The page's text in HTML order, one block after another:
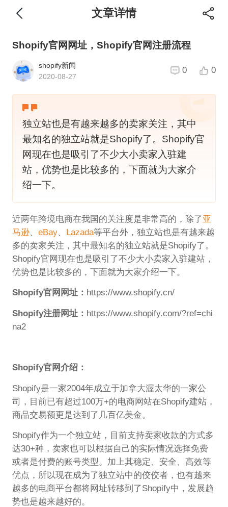
文章详情
Shopify官网网址，Shopify官网注册流程
shopify新闻
2020-08-27
0 0
独立站也是有越来越多的卖家关注，其中
最知名的独立站就是Shopify了。Shopify官
网现在也是吸引了不少大小卖家入驻建
站，优势也是比较多的，下面就为大家介
绍一下。
近两年跨境电商在我国的关注度是非常高的，除了亚
马逊、 eBay、 Lazada等平台外，独立站也是有越来越
多的卖家关注，其中最知名的独立站就是Shopify了。
Shopify官网现在也是吸引了不少大小卖家入驻建站，
优势也是比较多的，下面就为大家介绍一下。
Shopify官网网址： https://www.shopify.cn/
Shopify注册网址： https://www.shopify.com/?ref=chi
na2
Shopify官网介绍：
Shopify是一家2004年成立于加拿大渥太华的一家公
司，目前已有超过100万+的电商网站在Shopify建站，
商品交易额更是达到了几百亿美金。
Shopify作为一个独立站，目前支持卖家收款的方式多
达30+种，卖家也可以根据自己的实际情况选择免费
或者是付费的账号类型。加上其稳定、安全、高效等
优点，所以现在成为了独立站中的佼佼者，也有越来
越多的电商平台都将网址转移到了Shopify中，发展趋
势也是越来越好的。